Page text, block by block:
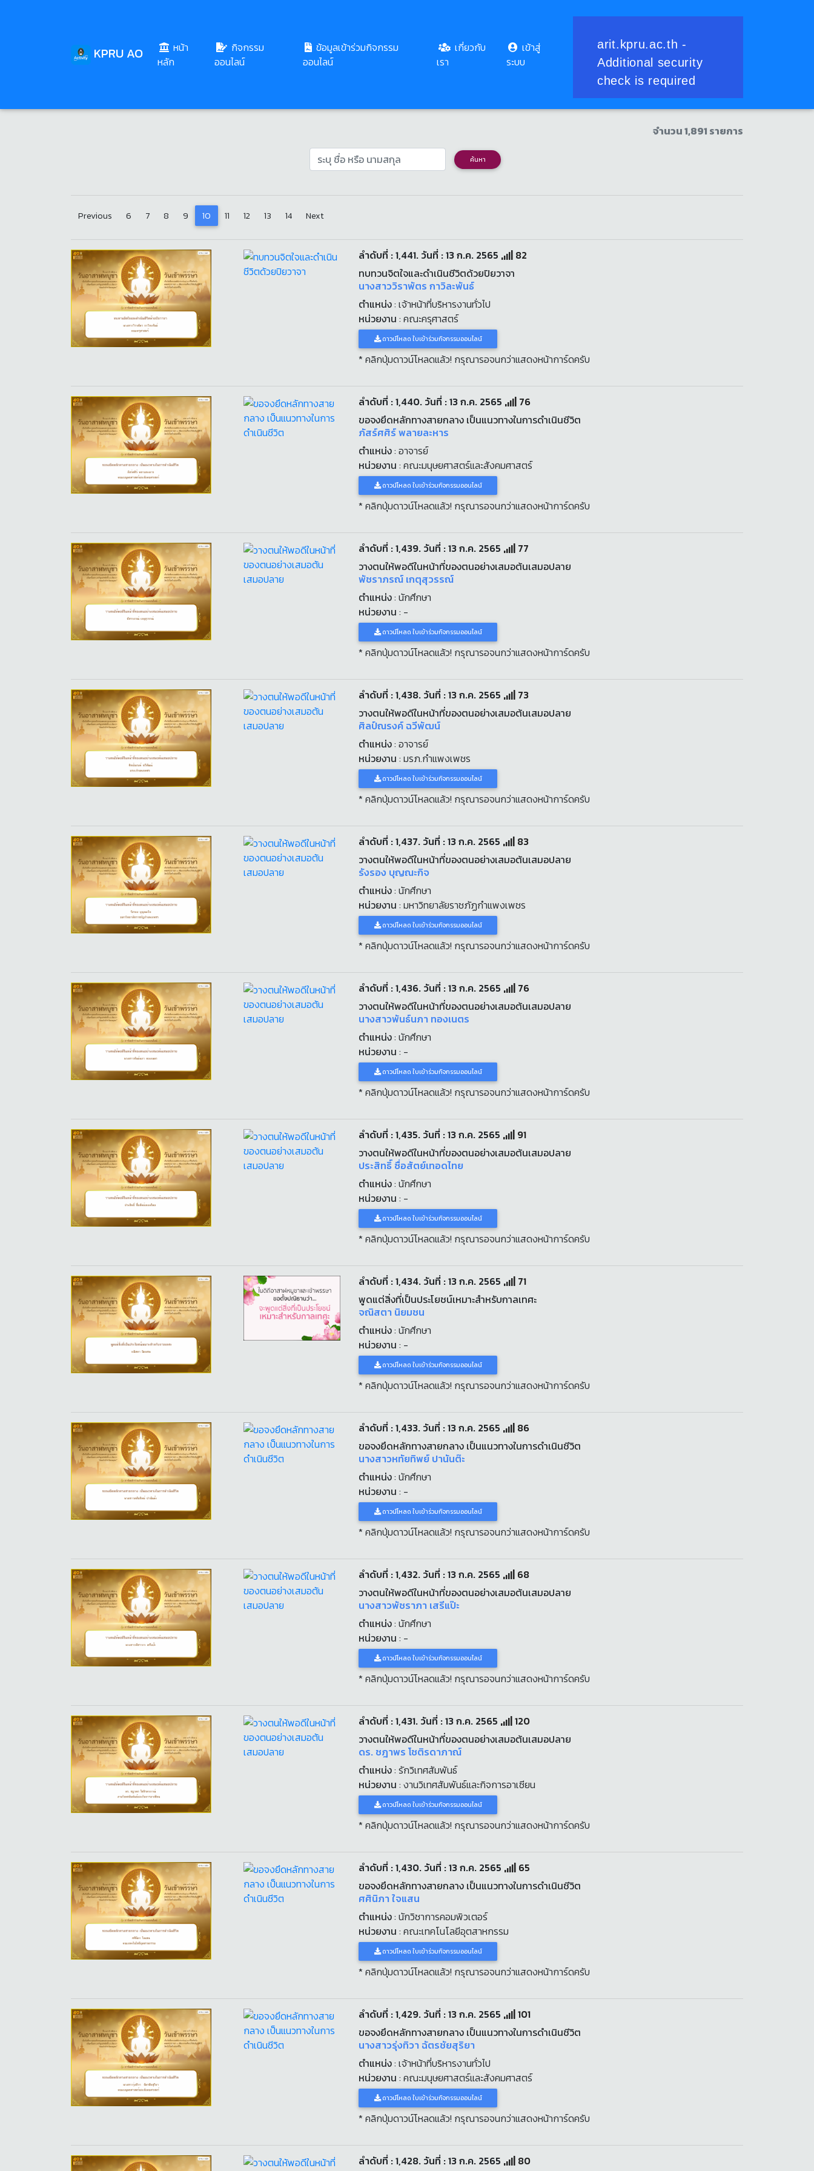
KPRU AO
หน้า
หลัก
กิจกรรม
ออนไลน์
ข้อมูลเข้าร่วมกิจกรรม
ออนไลน์
เกี่ยวกับ
เรา
เข้าสู่
ระบบ
ร่วมกิจกรรมน้อมหลักคติธรรมนำทางชีวิต
เนื่องในวันอาสาฬหบูชา ( ขึ้น ๑๕ ค่ำ เดือน ๘ ) และวันเข้าพรรษา ( แรม ๑ ค่ำ เดือน ๘ )
จำนวน 1,891 รายการ
ค้นหา
Previous 6 7 8 9 10 11 12 13 14 Next
ลำดับที่ : 1,441. วันที่ : 13 ก.ค. 2565
82
ทบทวนจิตใจและดำเนินชีวิตด้วยปิยวาจา
นางสาววิราพัตร กาวิละพันธ์
ตำแหน่ง: เจ้าหน้าที่บริหารงานทั่วไป
หน่วยงาน : คณะครุศาสตร์
ดาวน์โหลด ใบเข้าร่วมกิจกรรมออนไลน์
* คลิกปุ่มดาวน์โหลดแล้ว! กรุณารอจนกว่าแสดงหน้าการ์ดครับ
ลำดับที่ : 1,440. วันที่ : 13 ก.ค. 2565
76
ขอจงยึดหลักทางสายกลาง เป็นแนวทางในการดำเนินชีวิต
ภัสร์ศศิร์ พลายละหาร
ตำแหน่ง: อาจารย์
หน่วยงาน : คณะมนุษยศาสตร์และสังคมศาสตร์
ดาวน์โหลด ใบเข้าร่วมกิจกรรมออนไลน์
* คลิกปุ่มดาวน์โหลดแล้ว! กรุณารอจนกว่าแสดงหน้าการ์ดครับ
ลำดับที่ : 1,439. วันที่ : 13 ก.ค. 2565
77
วางตนให้พอดีในหน้าที่ของตนอย่างเสมอต้นเสมอปลาย
พัชราภรณ์ เกตุสุวรรณ์
ตำแหน่ง: นักศึกษา
หน่วยงาน : -
ดาวน์โหลด ใบเข้าร่วมกิจกรรมออนไลน์
* คลิกปุ่มดาวน์โหลดแล้ว! กรุณารอจนกว่าแสดงหน้าการ์ดครับ
ลำดับที่ : 1,438. วันที่ : 13 ก.ค. 2565
73
วางตนให้พอดีในหน้าที่ของตนอย่างเสมอต้นเสมอปลาย
ศิลป์ณรงค์ ฉวีพัฒน์
ตำแหน่ง: อาจารย์
หน่วยงาน : มรภ.กำแพงเพชร
ดาวน์โหลด ใบเข้าร่วมกิจกรรมออนไลน์
* คลิกปุ่มดาวน์โหลดแล้ว! กรุณารอจนกว่าแสดงหน้าการ์ดครับ
ลำดับที่ : 1,437. วันที่ : 13 ก.ค. 2565
83
วางตนให้พอดีในหน้าที่ของตนอย่างเสมอต้นเสมอปลาย
รังรอง บุญณะกิจ
ตำแหน่ง: นักศึกษา
หน่วยงาน : มหาวิทยาลัยราชภัฏกำแพงเพชร
ดาวน์โหลด ใบเข้าร่วมกิจกรรมออนไลน์
* คลิกปุ่มดาวน์โหลดแล้ว! กรุณารอจนกว่าแสดงหน้าการ์ดครับ
ลำดับที่ : 1,436. วันที่ : 13 ก.ค. 2565
76
วางตนให้พอดีในหน้าที่ของตนอย่างเสมอต้นเสมอปลาย
นางสาวพันธ์นภา ทองเนตร
ตำแหน่ง: นักศึกษา
หน่วยงาน : -
ดาวน์โหลด ใบเข้าร่วมกิจกรรมออนไลน์
* คลิกปุ่มดาวน์โหลดแล้ว! กรุณารอจนกว่าแสดงหน้าการ์ดครับ
ลำดับที่ : 1,435. วันที่ : 13 ก.ค. 2565
91
วางตนให้พอดีในหน้าที่ของตนอย่างเสมอต้นเสมอปลาย
ประสิทธิ์ ซื่อสัตย์เทอดไทย
ตำแหน่ง: นักศึกษา
หน่วยงาน : -
ดาวน์โหลด ใบเข้าร่วมกิจกรรมออนไลน์
* คลิกปุ่มดาวน์โหลดแล้ว! กรุณารอจนกว่าแสดงหน้าการ์ดครับ
ลำดับที่ : 1,434. วันที่ : 13 ก.ค. 2565
71
พูดแต่สิ่งที่เป็นประโยชน์เหมาะสำหรับกาลเทศะ
จณิสตา นิยมชน
ตำแหน่ง: นักศึกษา
หน่วยงาน : -
ดาวน์โหลด ใบเข้าร่วมกิจกรรมออนไลน์
* คลิกปุ่มดาวน์โหลดแล้ว! กรุณารอจนกว่าแสดงหน้าการ์ดครับ
ลำดับที่ : 1,433. วันที่ : 13 ก.ค. 2565
86
ขอจงยึดหลักทางสายกลาง เป็นแนวทางในการดำเนินชีวิต
นางสาวหทัยทิพย์ ปานันต๊ะ
ตำแหน่ง: นักศึกษา
หน่วยงาน : -
ดาวน์โหลด ใบเข้าร่วมกิจกรรมออนไลน์
* คลิกปุ่มดาวน์โหลดแล้ว! กรุณารอจนกว่าแสดงหน้าการ์ดครับ
ลำดับที่ : 1,432. วันที่ : 13 ก.ค. 2565
68
วางตนให้พอดีในหน้าที่ของตนอย่างเสมอต้นเสมอปลาย
นางสาวพัชราภา เสรีแป๊ะ
ตำแหน่ง: นักศึกษา
หน่วยงาน : -
ดาวน์โหลด ใบเข้าร่วมกิจกรรมออนไลน์
* คลิกปุ่มดาวน์โหลดแล้ว! กรุณารอจนกว่าแสดงหน้าการ์ดครับ
ลำดับที่ : 1,431. วันที่ : 13 ก.ค. 2565
120
วางตนให้พอดีในหน้าที่ของตนอย่างเสมอต้นเสมอปลาย
ดร. ชฎาพร โชติรดาภาณ์
ตำแหน่ง: รักวิเทศสัมพันธ์
หน่วยงาน : งานวิเทศสัมพันธ์และกิจการอาเซียน
ดาวน์โหลด ใบเข้าร่วมกิจกรรมออนไลน์
* คลิกปุ่มดาวน์โหลดแล้ว! กรุณารอจนกว่าแสดงหน้าการ์ดครับ
ลำดับที่ : 1,430. วันที่ : 13 ก.ค. 2565
65
ขอจงยึดหลักทางสายกลาง เป็นแนวทางในการดำเนินชีวิต
ศศินิภา ใจแสน
ตำแหน่ง: นักวิชาการคอมพิวเตอร์
หน่วยงาน : คณะเทคโนโลยีอุตสาหกรรม
ดาวน์โหลด ใบเข้าร่วมกิจกรรมออนไลน์
* คลิกปุ่มดาวน์โหลดแล้ว! กรุณารอจนกว่าแสดงหน้าการ์ดครับ
ลำดับที่ : 1,429. วันที่ : 13 ก.ค. 2565
101
ขอจงยึดหลักทางสายกลาง เป็นแนวทางในการดำเนินชีวิต
นางสาวรุ่งทิวา ฉัตรชัยสุริยา
ตำแหน่ง: เจ้าหน้าที่บริหารงานทั่วไป
หน่วยงาน : คณะมนุษยศาสตร์และสังคมศาสตร์
ดาวน์โหลด ใบเข้าร่วมกิจกรรมออนไลน์
* คลิกปุ่มดาวน์โหลดแล้ว! กรุณารอจนกว่าแสดงหน้าการ์ดครับ
ลำดับที่ : 1,428. วันที่ : 13 ก.ค. 2565 80